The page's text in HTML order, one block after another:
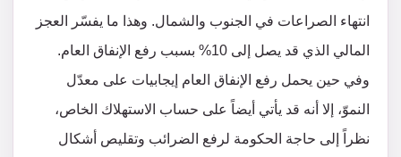
انتهاء الصراعات في الجنوب والشمال. وهذا ما يفسّر العجز
المالي الذي قد يصل إلى 10% بسبب رفع الإنفاق العام.
وفي حين يحمل رفع الإنفاق العام إيجابيات على معدّل
النموّ، إلا أنه قد يأتي أيضاً على حساب الاستهلاك الخاص،
نظراً إلى حاجة الحكومة لرفع الضرائب وتقليص أشكال